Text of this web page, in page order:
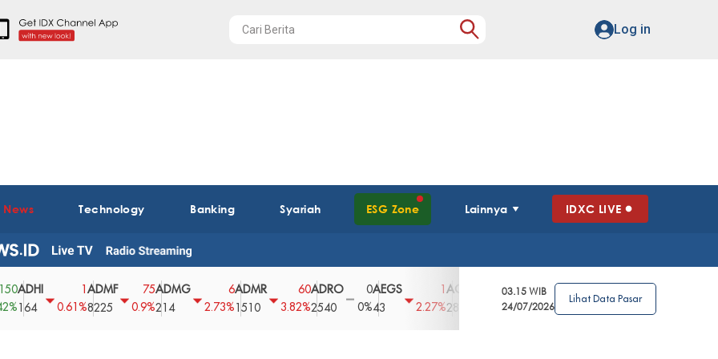
Log in
Technology Banking Syariah ESG Zone Lainnya IDXC LIVE
0.61%
ADMF
8225
75
0.9%
ADMG
214
2.73%
ADMR
1510
60
3.82%
ADRO
2540
0
0%
AEGS
2.27% 2850
3.39%
AGRO
148
4
2.63%
0%
03.15 WIB
24/07/2026
Lihat Data Pasar